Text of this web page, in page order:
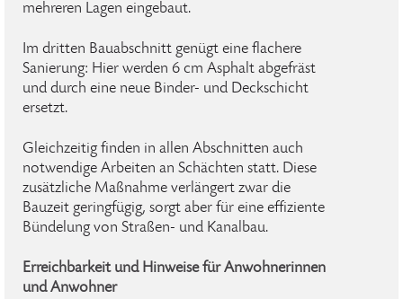
mehreren Lagen eingebaut.
Im dritten Bauabschnitt genügt eine flachere
Sanierung: Hier werden 6 cm Asphalt abgefräst
und durch eine neue Binder- und Deckschicht
ersetzt.
Gleichzeitig finden in allen Abschnitten auch
notwendige Arbeiten an Schächten statt. Diese
zusätzliche Maßnahme verlängert zwar die
Bauzeit geringfügig, sorgt aber für eine effiziente
Bündelung von Straßen- und Kanalbau.
Erreichbarkeit und Hinweise für Anwohnerinnen
und Anwohner